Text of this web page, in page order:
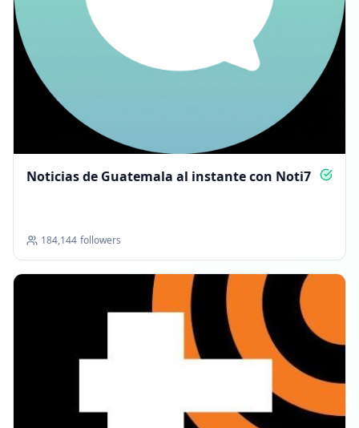
Noticias de Guatemala al instante con Noti7
184,144 followers